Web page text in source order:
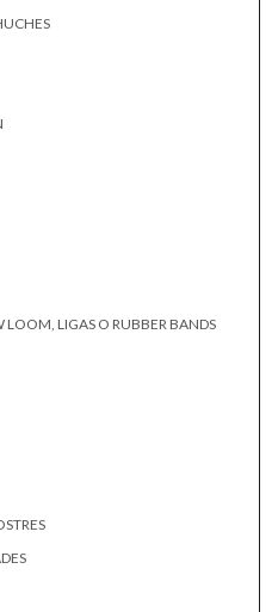
LIGAS O RUBBER BANDS